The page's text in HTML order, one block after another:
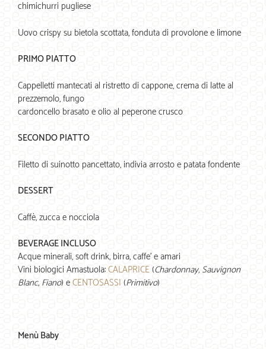
chimichurri pugliese
Uovo crispy su bietola scottata, fonduta di provolone e limone
PRIMO PIATTO
Cappelletti mantecati al ristretto di cappone, crema di latte al
prezzemolo, fungo
cardoncello brasato e olio al peperone crusco
SECONDO PIATTO
Filetto di suinotto pancettato, indivia arrosto e patata fondente
DESSERT
Caffè, zucca e nocciola
BEVERAGE INCLUSO
Acque minerali, soft drink, birra, caffe’ e amari
Vini biologici Amastuola:CALAPRICE(Chardonnay, Sauvignon
Blanc, Fiano) eCENTOSASSI (Primitivo)
Menù Baby